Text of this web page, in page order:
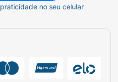
no seu celular